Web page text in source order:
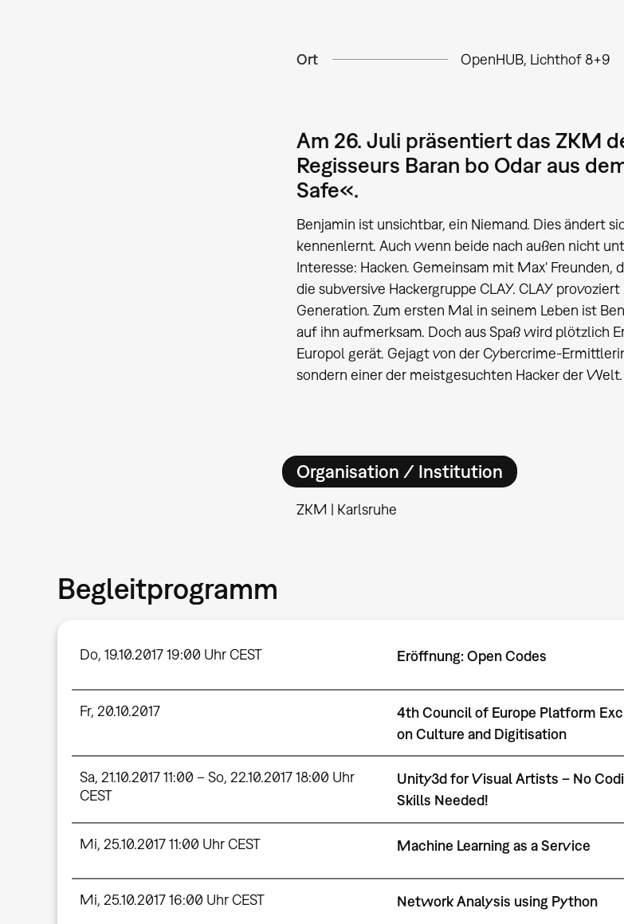
Ort OpenHUB, Lichthof 8+9
Am 26. Juli präsentiert das ZKM
Regisseurs Baran bo Odar aus
Safe«.
Benjamin ist unsichtbar, ein Niemand. Dies ändert
kennenlernt. Auch wenn beide nach außen nicht
Interesse: Hacken. Gemeinsam mit Max'
die subversive Hackergruppe CLAY. CLAY
Generation. Zum ersten Mal in seinem Leben ist
auf ihn aufmerksam. Doch aus Spaß wird plötzlich
Europol gerät. Gejagt von der Cybercrime-
sondern einer der meistgesuchten Hacker der Welt.
Organisation / Institution
ZKM | Karlsruhe
Begleitprogramm
Do, 19.10.2017 19:00 Uhr CEST Eröffnung: Open Codes
Fr, 20.10.2017
4th Council of Europe Platform
on Culture and Digitisation
Sa, 21.10.2017 11:00 – So, 22.10.2017 18:00 Uhr
CEST
Unity3d for Visual Artists – No
Skills Needed!
Mi, 25.10.2017 11:00 Uhr CEST Machine Learning as a Service
Mi, 25.10.2017 16:00 Uhr CEST Network Analysis using Python